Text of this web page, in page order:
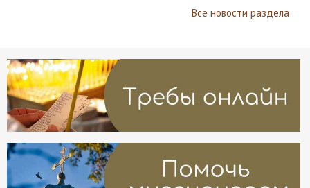
Все новости раздела